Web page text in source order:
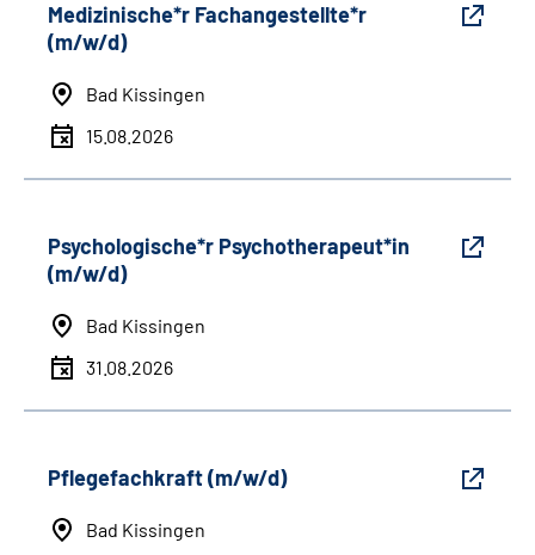
Medizinische*r Fachangestellte*r
(m/w/d)
Bad Kissingen
15.08.2026
Psychologische*r Psychotherapeut*in
(m/w/d)
Bad Kissingen
31.08.2026
Pflegefachkraft (m/w/d)
Bad Kissingen